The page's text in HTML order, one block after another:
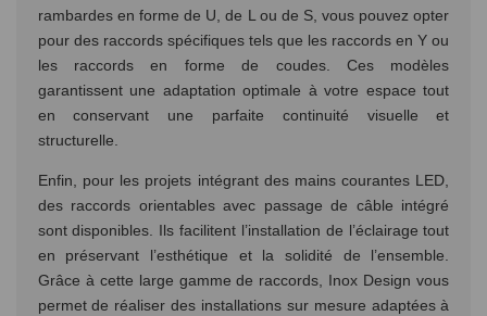
rambardes en forme de U, de L ou de S, vous pouvez opter
pour des raccords spécifiques tels que les raccords en Y ou
les raccords en forme de coudes. Ces modèles
garantissent une adaptation optimale à votre espace tout
en conservant une parfaite continuité visuelle et
structurelle.
Enfin, pour les projets intégrant des mains courantes LED,
des raccords orientables avec passage de câble intégré
sont disponibles. Ils facilitent l’installation de l’éclairage tout
en préservant l’esthétique et la solidité de l’ensemble.
Grâce à cette large gamme de raccords, Inox Design vous
permet de réaliser des installations sur mesure adaptées à